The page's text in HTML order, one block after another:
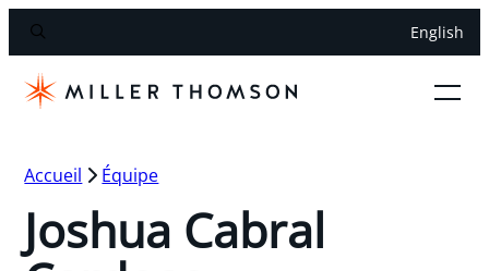
English
Accueil Équipe
Joshua Cabral